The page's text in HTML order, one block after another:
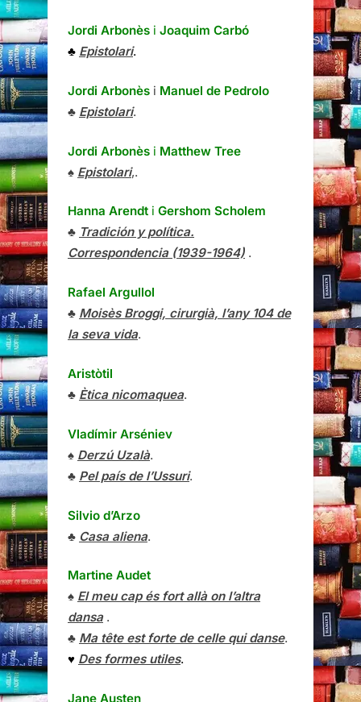
Jordi Arbonès i Joaquim Carbó
♣ Epistolari.
Jordi Arbonès i Manuel de Pedrolo
♣ Epistolari.
Jordi Arbonès i Matthew Tree
♠ Epistolari,.
Hanna Arendt i Gershom Scholem
♣ Tradición y política.
Correspondencia (1939-1964) .
Rafael Argullol
♣ Moisès Broggi, cirurgià, l’any 104 de
la seva vida.
Aristòtil
♣ Ètica nicomaquea.
Vladímir Arséniev
♠ Derzú Uzalà.
♣ Pel país de l’Ussuri.
Silvio d’Arzo
♣ Casa aliena.
Martine Audet
♠ El meu cap és fort allà on l’altra
dansa.
♣ Ma tête est forte de celle qui danse.
♥ Des formes utiles.
Jane Austen